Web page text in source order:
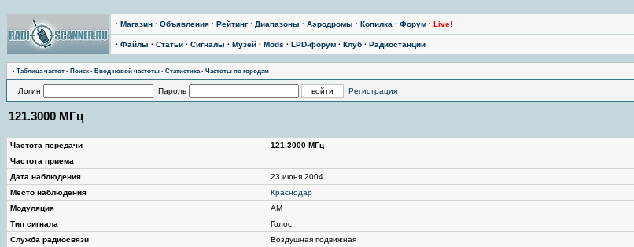
· Магазин · Объявления · Рейтинг · Диапазоны · Аэродромы · Копилка · Форум · Live!
· Файлы · Статьи · Сигналы · Музей · Mods · LPD-форум · Клуб · Радиостанции
· Таблица частот · Поиск · Ввод новой частоты · Статистика· Частоты по городам
Логин Пароль Регистрация
121.3000 МГц
Частота передачи
121.3000 МГц
Частота приема
Дата наблюдения
23 июня 2004
Место наблюдения
Краснодар
Модуляция
AM
Тип сигнала
Голос
Служба радиосвязи
Воздушная подвижная